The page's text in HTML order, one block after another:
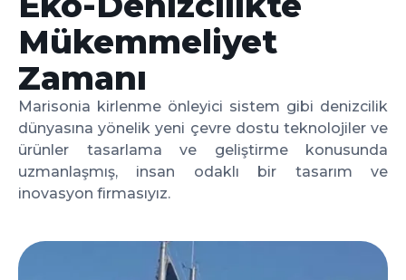
Mükemmeliyet
Zamanı
Marisonia kirlenme önleyici sistem gibi denizcilik
dünyasına yönelik yeni çevre dostu teknolojiler ve
ürünler tasarlama ve geliştirme konusunda
uzmanlaşmış, insan odaklı bir tasarım ve
inovasyon firmasıyız.